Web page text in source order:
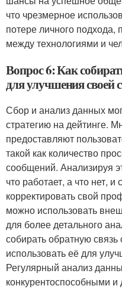
что чрезмерное
потере личного
между технологиями и
Вопрос 6: Как
для улучшения своей
Сбор и анализ данных
стратегию на дейтинге.
предоставляют
такой как количество
сообщений. Анализируя
что работает, а что нет,
корректировать свой
можно использовать
для более детального
собирать обратную связь
использовать её для
Регулярный анализ
конкурентоспособными и